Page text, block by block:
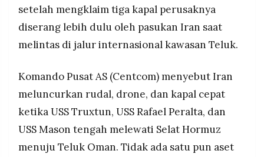
©
RESOLUSI
©
Resolusi.co
2026
berlaku meski tembak-tembakan terjadi, sambil
mengancam Iran akan "merasakan banyak
penderitaan" jika kesepakatan tidak segera
ditandatangani, sementara IRGC justru
senjata.
Insiden 7 Mei adalah yang ketiga dalam dua
minggu: sebelumnya AS menyerang tujuh kapal
cepat Iran pada 4 Mei dalam operasi "Project
Freedom", dan menyergap kapal tanker minyak
setelah mengklaim tiga kapal perusaknya
diserang lebih dulu oleh pasukan Iran saat
melintas di jalur internasional kawasan Teluk.
Komando Pusat AS (Centcom) menyebut Iran
meluncurkan rudal, drone, dan kapal cepat
ketika USS Truxtun, USS Rafael Peralta, dan
USS Mason tengah melewati Selat Hormuz
menuju Teluk Oman. Tidak ada satu pun aset